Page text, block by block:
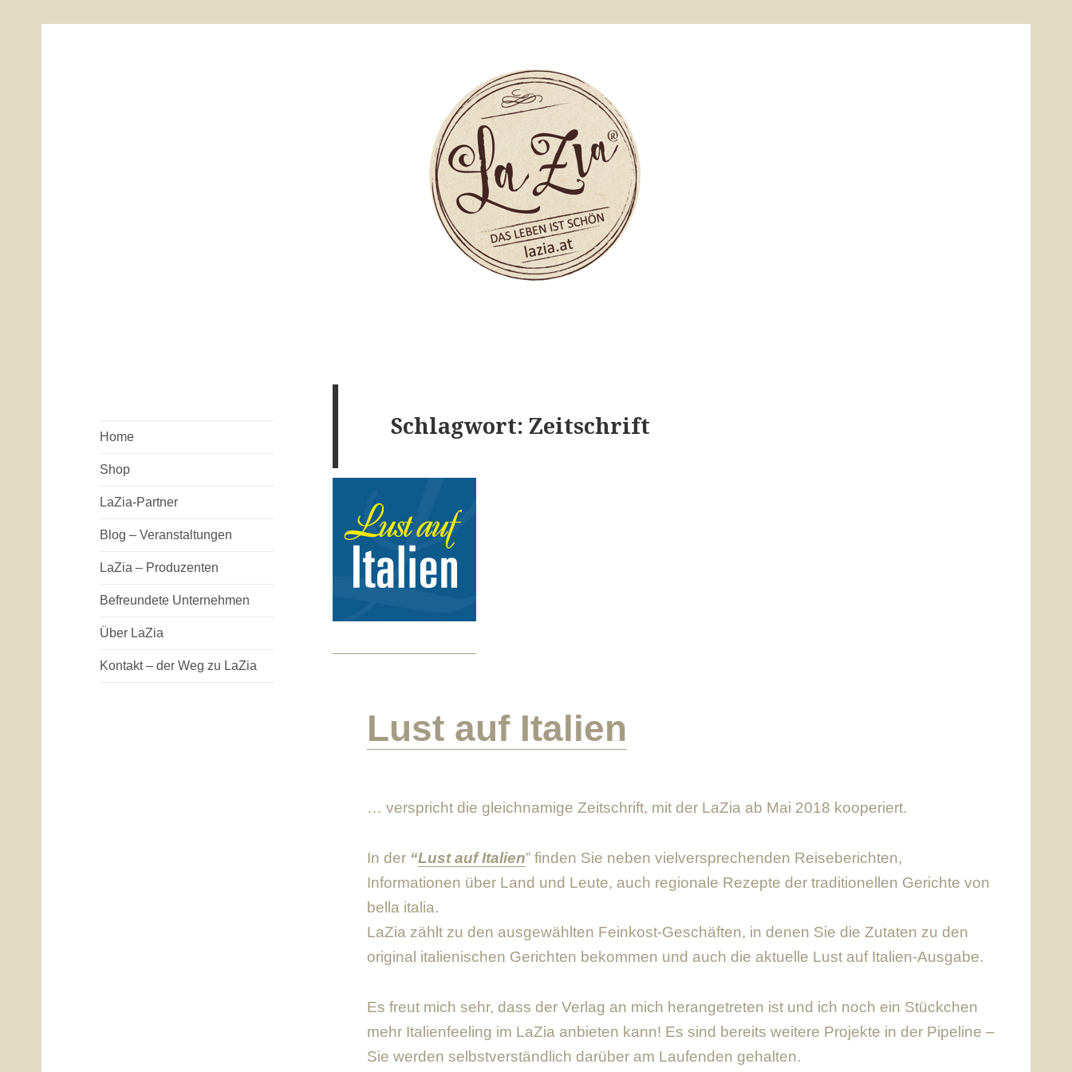
Home
Shop
LaZia-Partner
Blog – Veranstaltungen
LaZia – Produzenten
Befreundete Unternehmen
Über LaZia
Kontakt – der Weg zu LaZia
Schlagwort: Zeitschrift
Lust auf Italien
… verspricht die gleichnamige Zeitschrift, mit der LaZia ab Mai 2018 kooperiert.
In der “Lust auf Italien” finden Sie neben vielversprechenden Reiseberichten,
Informationen über Land und Leute, auch regionale Rezepte der traditionellen Gerichte von
bella italia.
LaZia zählt zu den ausgewählten Feinkost-Geschäften, in denen Sie die Zutaten zu den
original italienischen Gerichten bekommen und auch die aktuelle Lust auf Italien-Ausgabe.
Es freut mich sehr, dass der Verlag an mich herangetreten ist und ich noch ein Stückchen
mehr Italienfeeling im LaZia anbieten kann! Es sind bereits weitere Projekte in der Pipeline –
Sie werden selbstverständlich darüber am Laufenden gehalten.